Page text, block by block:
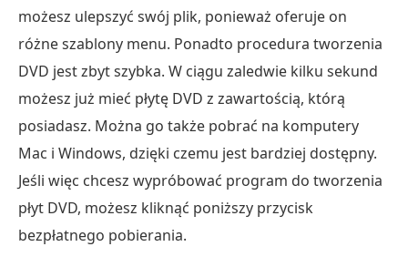
możesz ulepszyć swój plik, ponieważ oferuje on
różne szablony menu. Ponadto procedura tworzenia
DVD jest zbyt szybka. W ciągu zaledwie kilku sekund
możesz już mieć płytę DVD z zawartością, którą
posiadasz. Można go także pobrać na komputery
Mac i Windows, dzięki czemu jest bardziej dostępny.
Jeśli więc chcesz wypróbować program do tworzenia
płyt DVD, możesz kliknąć poniższy przycisk
bezpłatnego pobierania.